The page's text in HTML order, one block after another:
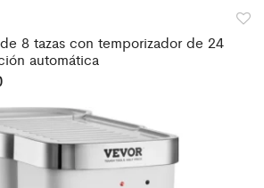
8 tazas con temporizador de 24
automática